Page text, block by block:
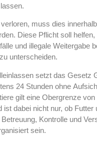
muss dies
Diese Pflicht soll
und illegale Weitergabe
unterscheiden.
setzt das Gesetz
24 Stunden ohne
gilt eine Obergrenze von
ist dabei nicht nur, ob Futter
Kontrolle und
sein.